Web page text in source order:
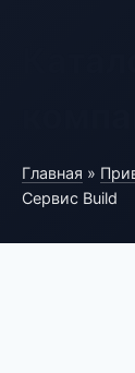
Главная »
Сервис Build